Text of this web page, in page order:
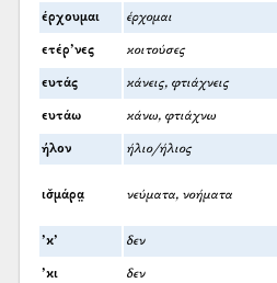
έρχουμαι έρχομαι
ετέρ’νες κοιτούσες
ευτάς κάνεις, φτιάχνεις
ευτάω κάνω, φτιάχνω
ήλον ήλιο/ήλιος
ισ̌μάρα̤ νεύματα, νοήματα
’κ’ δεν
’κι δεν